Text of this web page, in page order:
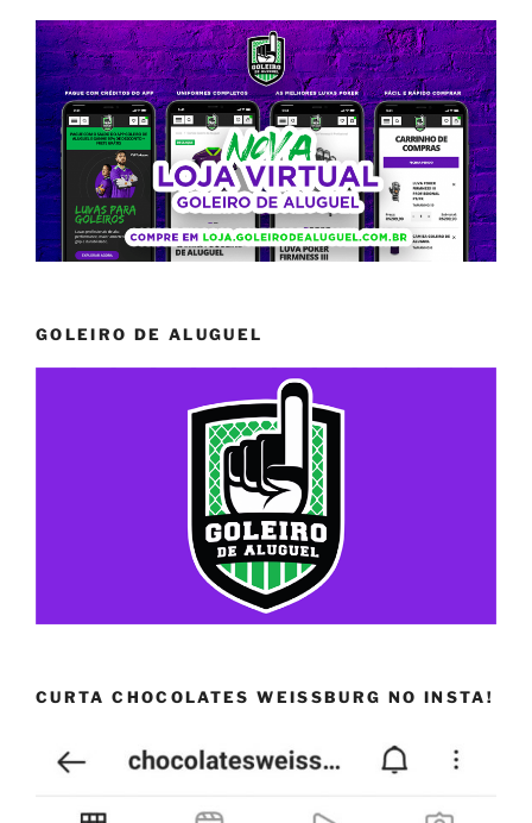
GOLEIRO DE ALUGUEL
CURTA CHOCOLATES WEISSBURG NO INSTA!